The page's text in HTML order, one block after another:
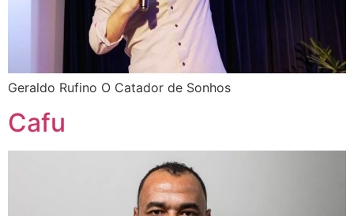
Geraldo Rufino O Catador de Sonhos
Cafu